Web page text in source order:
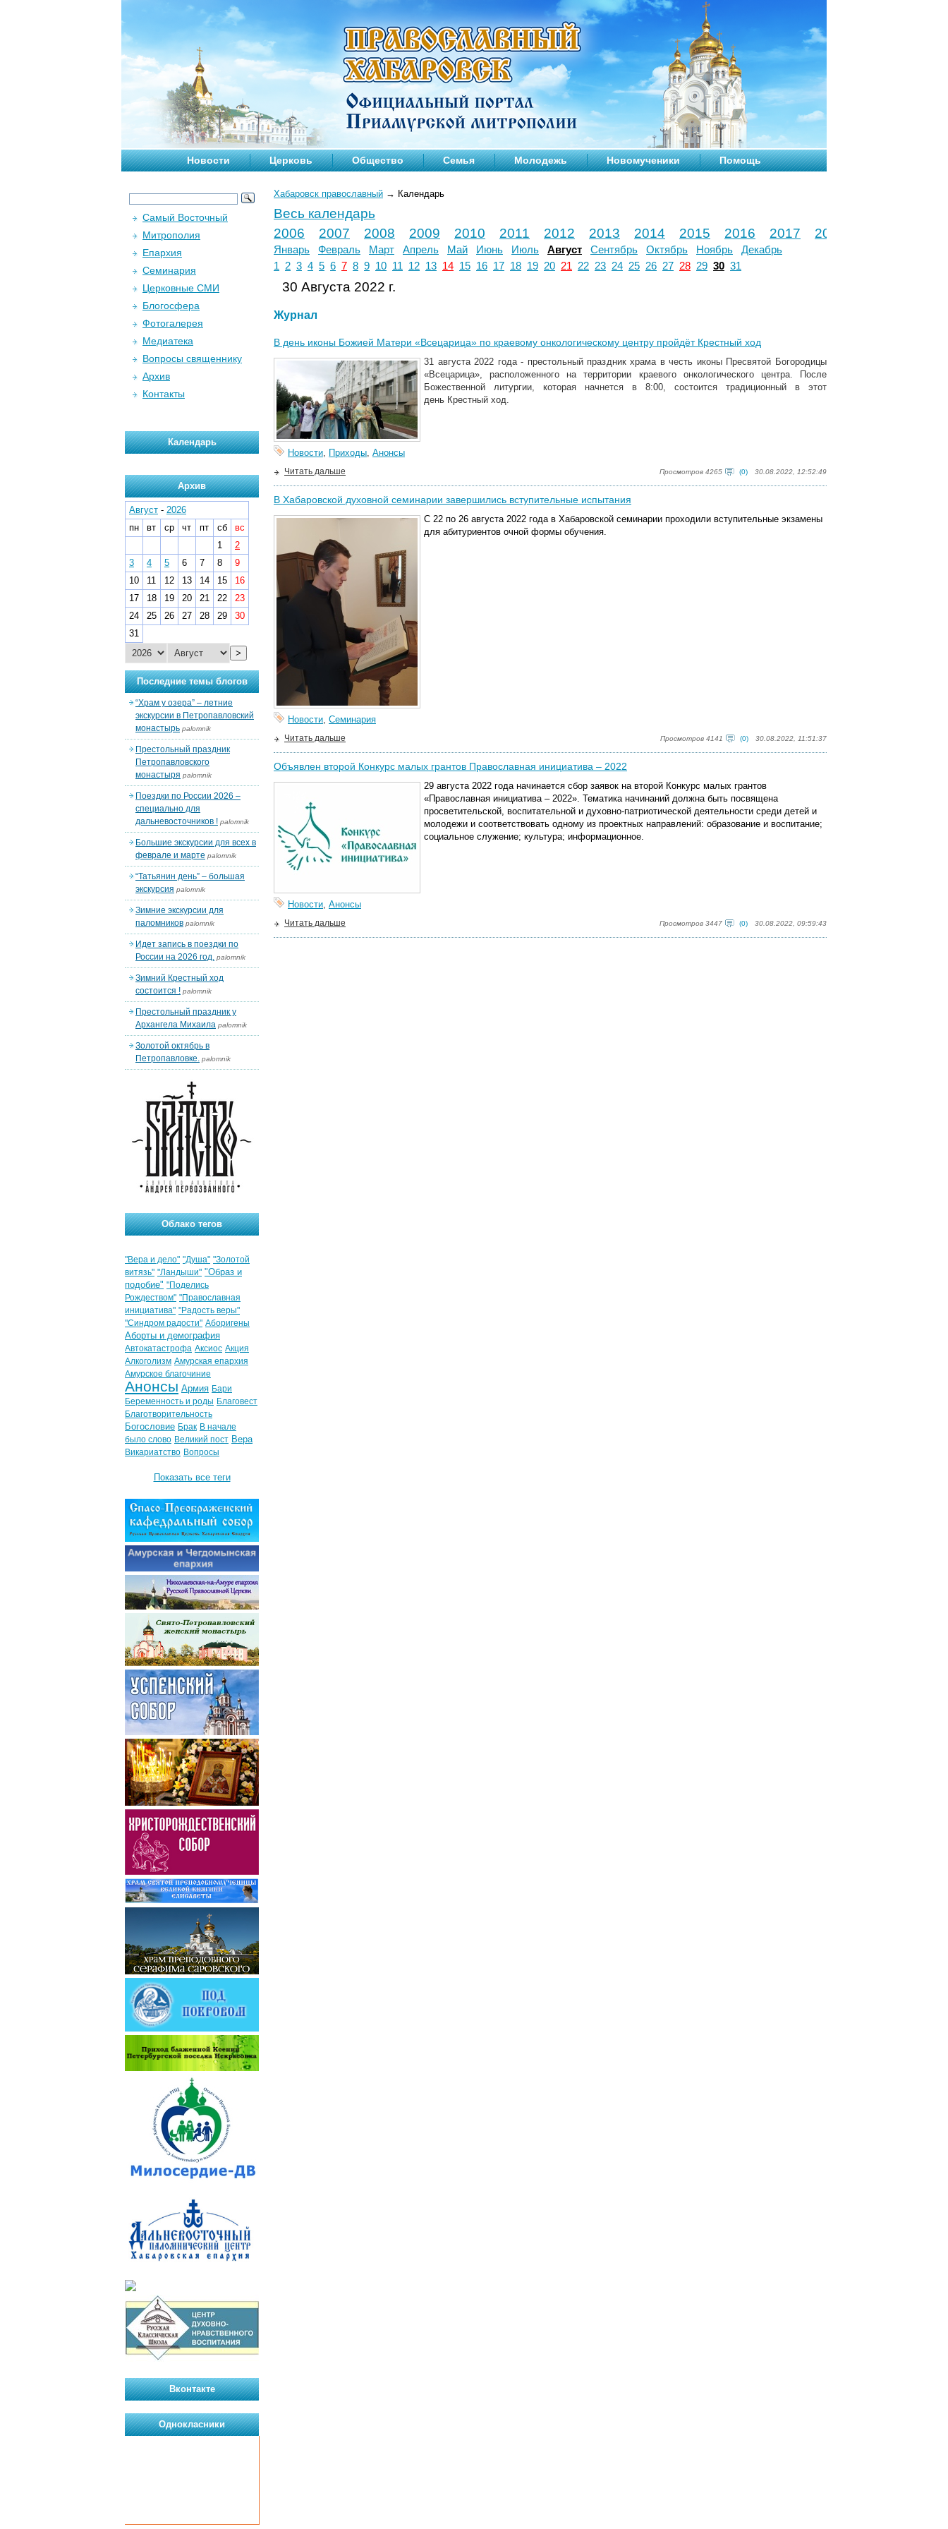
Новости Церковь Общество Семья Молодежь Новомученики Помощь
Хабаровск православный → Календарь
Весь календарь
2006
2007 2008 2009 2010 2011 2012 2013 2014 2015 2016 2017 2018
Январь Февраль Март Апрель Май Июнь Июль Август Сентябрь Октябрь Ноябрь
Декабрь
1
2 3 4 5 6 7 8 9 10 11 12 13 14 15 16 17 18 19 20 21 22 23 24 25 26 27 28 29 30 31
30 Августа 2022 г.
Журнал
В день иконы Божией Матери «Всецарица» по краевому онкологическому центру пройдёт Крестный ход
31 августа 2022 года - престольный праздник храма в честь иконы Пресвятой Богородицы
«Всецарица», расположенного на территории краевого онкологического центра. После
Божественной литургии, которая начнется в 8:00, состоится традиционный в этот
день Крестный ход.
Новости, Приходы, Анонсы
Просмотров 4265 (0) 30.08.2022, 12:52:49
Читать дальше
В Хабаровской духовной семинарии завершились вступительные испытания
С 22 по 26 августа 2022 года в Хабаровской семинарии проходили вступительные экзамены
для абитуриентов очной формы обучения.
Новости, Семинария
Просмотров 4141 (0) 30.08.2022, 11:51:37
Читать дальше
Объявлен второй Конкурс малых грантов Православная инициатива – 2022
29 августа 2022 года начинается сбор заявок на второй Конкурс малых грантов
«Православная инициатива – 2022». Тематика начинаний должна быть посвящена
просветительской, воспитательной и духовно-патриотической деятельности среди детей и
молодежи и соответствовать одному из проектных направлений: образование и воспитание;
социальное служение; культура; информационное.
Новости, Анонсы
Просмотров 3447 (0) 30.08.2022, 09:59:43
Читать дальше
Самый Восточный
Митрополия
Епархия
Семинария
Церковные СМИ
Блогосфера
Фотогалерея
Медиатека
Вопросы священнику
Архив
Контакты
Календарь
Архив
Август - 2026
пн
вт ср чт пт сб
вс
1
2
3
4 5 6 7 8
9
10
11 12 13 14 15
16
17
18 19 20 21 22
23
24
25 26 27 28 29
30
31
>
Последние темы блогов
“Храм у озера” – летние
экскурсии в Петропавловский
монастырь palomnik
Престольный праздник
Петропавловского
монастыря palomnik
Поездки по России 2026 –
специально для
дальневосточников ! palomnik
Большие экскурсии для всех в
феврале и марте palomnik
“Татьянин день” – большая
экскурсия palomnik
Зимние экскурсии для
паломников palomnik
Идет запись в поездки по
России на 2026 год. palomnik
Зимний Крестный ход
состоится ! palomnik
Престольный праздник у
Архангела Михаила palomnik
Золотой октябрь в
Петропавловке. palomnik
Облако тегов
"Вера и дело" "Душа" "Золотой
витязь" "Ландыши" "Образ и
подобие" "Поделись
Рождеством" "Православная
инициатива" "Радость веры"
"Синдром радости" Аборигены
Аборты и демография
Автокатастрофа Аксиос Акция
Алкоголизм Амурская епархия
Амурское благочиние
Анонсы Армия Бари
Беременность и роды Благовест
Благотворительность
Богословие Брак В начале
было слово Великий пост Вера
Викариатство Вопросы
Показать все теги
Вконтакте
Однокласники